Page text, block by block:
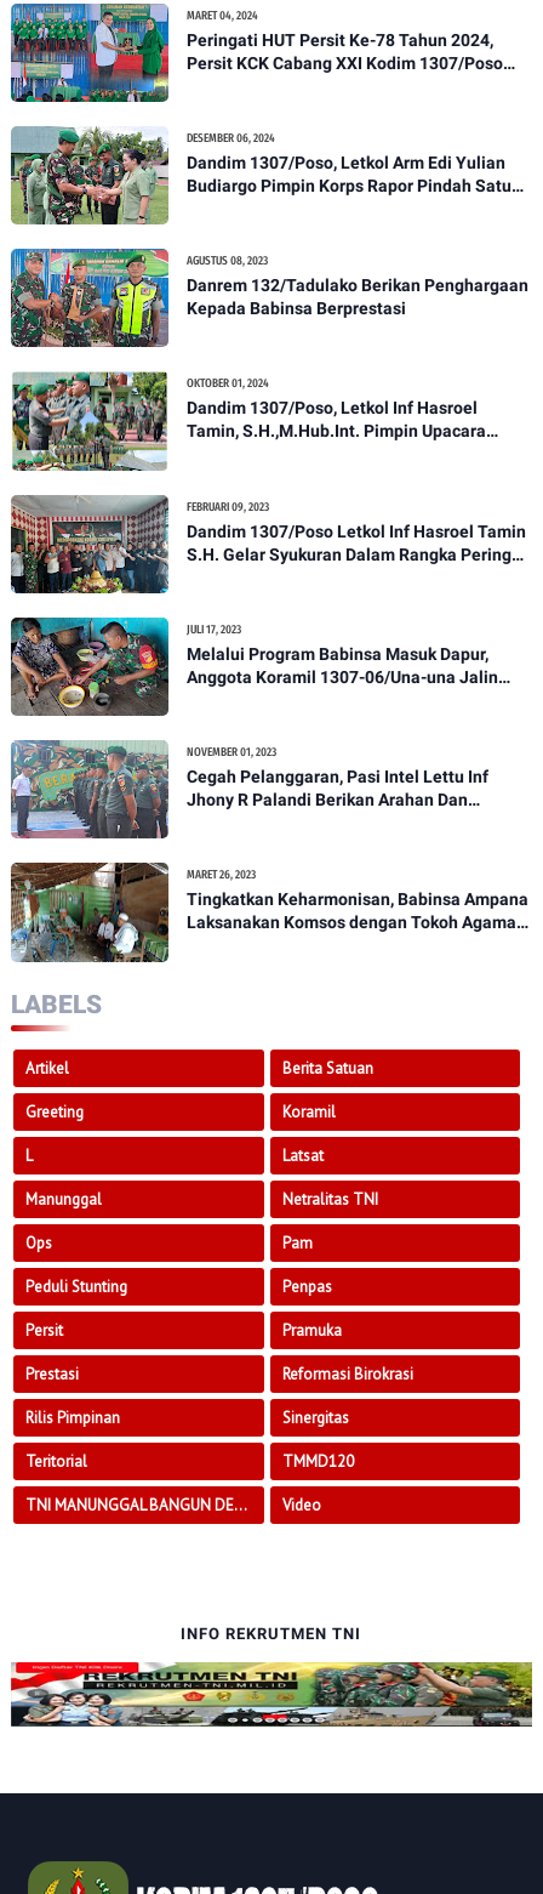
MARET 04, 2024
Peringati HUT Persit Ke-78 Tahun 2024,
Persit KCK Cabang XXI Kodim 1307/Poso
DESEMBER 06, 2024
Dandim 1307/Poso, Letkol Arm Edi Yulian
Budiargo Pimpin Korps Rapor Pindah Satuan
AGUSTUS 08, 2023
Danrem 132/Tadulako Berikan Penghargaan
Kepada Babinsa Berprestasi
OKTOBER 01, 2024
Dandim 1307/Poso, Letkol Inf Hasroel
Tamin, S.H.,M.Hub.Int. Pimpin Upacara
FEBRUARI 09, 2023
Dandim 1307/Poso Letkol Inf Hasroel Tamin
S.H. Gelar Syukuran Dalam Rangka Peringati
JULI 17, 2023
Melalui Program Babinsa Masuk Dapur,
Anggota Koramil 1307-06/Una-una Jalin
NOVEMBER 01, 2023
Cegah Pelanggaran, Pasi Intel Lettu Inf
Jhony R Palandi Berikan Arahan Dan
MARET 26, 2023
Tingkatkan Keharmonisan, Babinsa Ampana
Laksanakan Komsos dengan Tokoh Agama
LABELS
Artikel Berita Satuan
Greeting Koramil
L Latsat
Manunggal Netralitas TNI
Ops Pam
Peduli Stunting Penpas
Persit Pramuka
Prestasi Reformasi Birokrasi
Rilis Pimpinan Sinergitas
Teritorial TMMD120
TNI MANUNGGAL BANGUN DESA Video
INFO REKRUTMEN TNI